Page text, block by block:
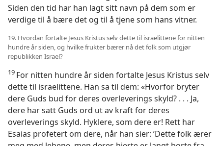
Siden den tid har han lagt sitt navn på dem som er
verdige til å bære det og til å tjene som hans vitner.
19. Hvordan fortalte Jesus Kristus selv dette til israelittene for nitten
hundre år siden, og hvilke frukter bærer nå det folk som utgjør
republikken Israel?
19 For nitten hundre år siden fortalte Jesus Kristus selv
dette til israelittene. Han sa til dem: «Hvorfor bryter
dere Guds bud for deres overleverings skyld? . . . Ja,
dere har satt Guds ord ut av kraft for deres
overleverings skyld. Hyklere, som dere er! Rett har
Esaias profetert om dere, når han sier: ’Dette folk ærer